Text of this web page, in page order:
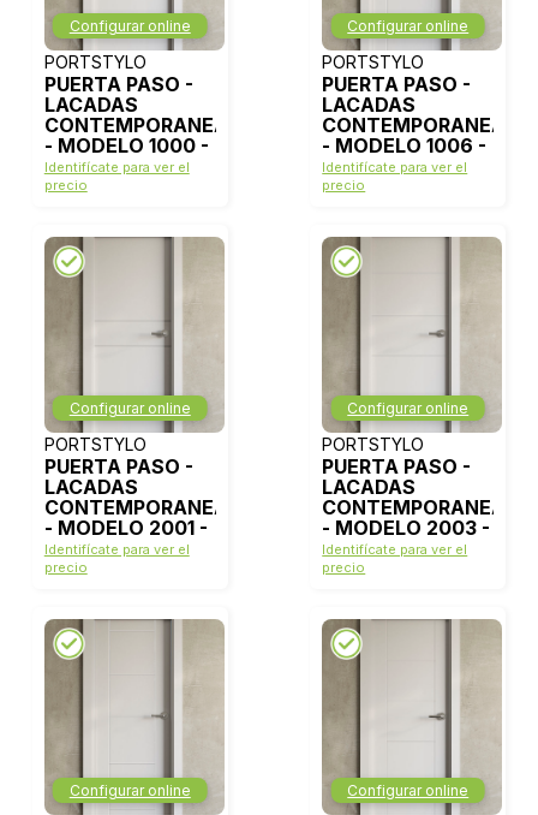
Configurar online
PORTSTYLO
PUERTA PASO -
LACADAS
CONTEMPORANEAS
- MODELO 1000 -
BLANCO LACA
Identifícate para ver el
precio
Configurar online
PORTSTYLO
PUERTA PASO -
LACADAS
CONTEMPORANEAS
- MODELO 1006 -
BLANCO LACA
Identifícate para ver el
precio
Configurar online
PORTSTYLO
PUERTA PASO -
LACADAS
CONTEMPORANEAS
- MODELO 2001 -
BLANCO LACA
Identifícate para ver el
precio
Configurar online
PORTSTYLO
PUERTA PASO -
LACADAS
CONTEMPORANEAS
- MODELO 2003 -
BLANCO LACA
Identifícate para ver el
precio
Configurar online Configurar online